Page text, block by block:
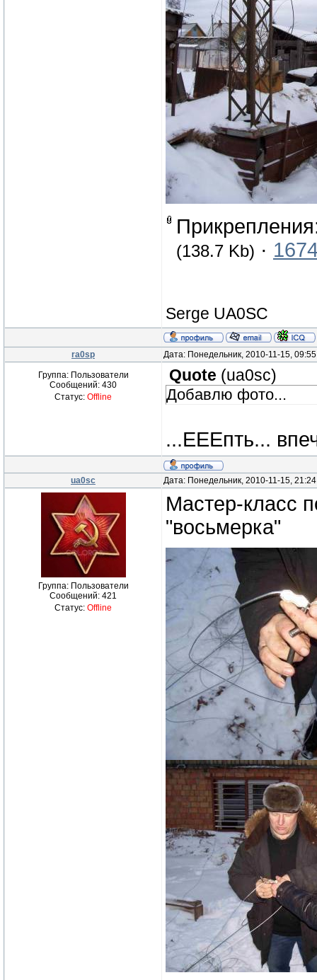
(138.7 Kb) ·
Serge UA0SC
ra0sp Дата: Понедельник, 2010-11-15,
Группа: Пользователи
Сообщений: 430
Статус: Offline
Quote (ua0sc)
Добавлю фото...
...ЕЕЕпть...
ua0sc Дата: Понедельник, 2010-11-15,
Группа: Пользователи
Сообщений: 421
Статус: Offline
Мастер-класс
"восьмерка"